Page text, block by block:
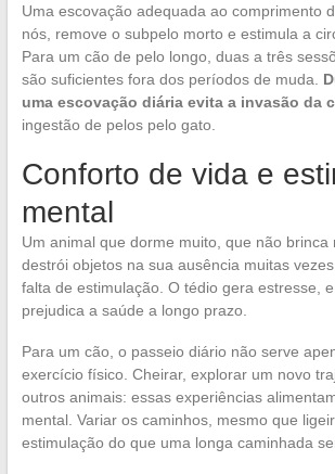
Uma escovação adequada ao comprimento
nós, remove o subpelo morto e estimula a
Para um cão de pelo longo, duas a três
são suficientes fora dos períodos de muda.
uma escovação diária evita a invasão da
ingestão de pelos pelo gato.
Conforto de vida e
mental
Um animal que dorme muito, que não brinca
destrói objetos na sua ausência muitas
falta de estimulação. O tédio gera estresse,
prejudica a saúde a longo prazo.
Para um cão, o passeio diário não serve
exercício físico. Cheirar, explorar um novo
outros animais: essas experiências
mental. Variar os caminhos, mesmo que
estimulação do que uma longa caminhada